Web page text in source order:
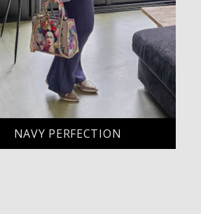
NAVY PERFECTION